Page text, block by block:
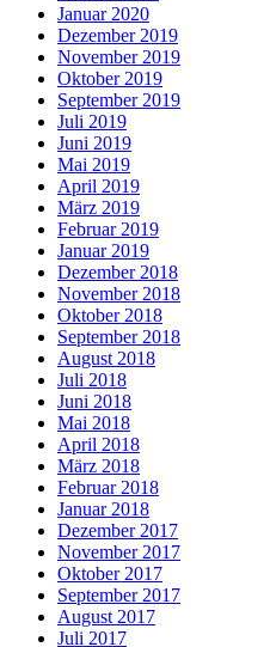
Januar 2020
Dezember 2019
November 2019
Oktober 2019
September 2019
Juli 2019
Juni 2019
Mai 2019
April 2019
März 2019
Februar 2019
Januar 2019
Dezember 2018
November 2018
Oktober 2018
September 2018
August 2018
Juli 2018
Juni 2018
Mai 2018
April 2018
März 2018
Februar 2018
Januar 2018
Dezember 2017
November 2017
Oktober 2017
September 2017
August 2017
Juli 2017